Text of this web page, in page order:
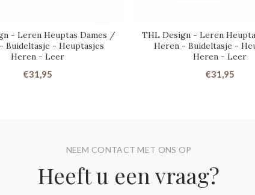
- Leren Heuptas Dames /
Buideltasje - Heuptasjes
Heren - Leer
€31,95
THL Design - Leren
Heren - Buideltasje -
Heren - Leer
€31,95
NEEM CONTACT MET ONS OP
Heeft u een vraag?